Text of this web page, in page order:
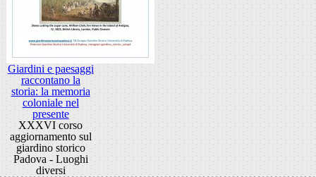
Giardini e paesaggi
raccontano la
storia: la memoria
coloniale nel
presente
XXXVI corso
aggiornamento sul
giardino storico
Padova - Luoghi
diversi